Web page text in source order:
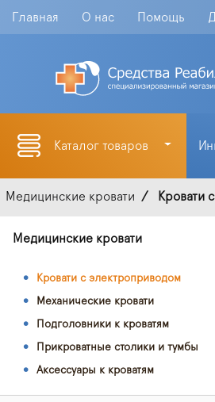
Главная О нас Помощь
Каталог товаров
Медицинские кровати Кровати
Медицинские кровати
Кровати с электроприводом
Механические кровати
Подголовники к кроватям
Прикроватные столики и тумбы
Аксессуары к кроватям